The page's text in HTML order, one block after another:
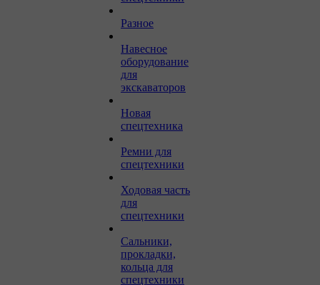
Разное
Навесное
оборудование
для
экскаваторов
Новая
спецтехника
Ремни для
спецтехники
Ходовая часть
для
спецтехники
Сальники,
прокладки,
кольца для
спецтехники